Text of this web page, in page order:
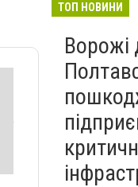
ТОП НОВИНИ
Ворожі